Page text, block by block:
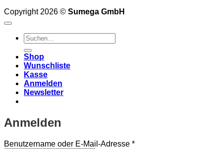
Copyright 2026 © Sumega GmbH
Suchen
nach:
Shop
Wunschliste
Kasse
Anmelden
Newsletter
Anmelden
Benutzername oder E-Mail-Adresse *Erforderlich